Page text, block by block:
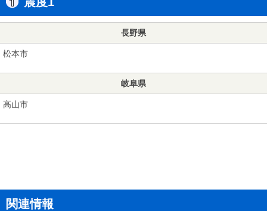
長野県
松本市
岐阜県
高山市
関連情報